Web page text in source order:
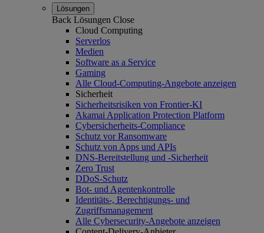
Lösungen
Back Lösungen Close
Cloud Computing
Serverlos
Medien
Software as a Service
Gaming
Alle Cloud-Computing-Angebote anzeigen
Sicherheit
Sicherheitsrisiken von Frontier-KI
Akamai Application Protection Platform
Cybersicherheits-Compliance
Schutz vor Ransomware
Schutz von Apps und APIs
DNS-Bereitstellung und -Sicherheit
Zero Trust
DDoS-Schutz
Bot- und Agentenkontrolle
Identitäts-, Berechtigungs- und
Zugriffsmanagement
Alle Cybersecurity-Angebote anzeigen